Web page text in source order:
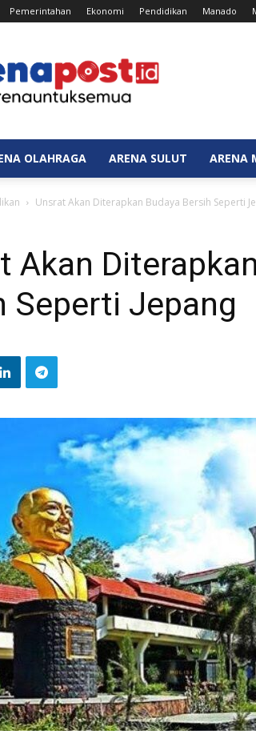
Pemerintahan Ekonomi Pendidikan Manado
OLAHRAGA ARENA SULUT ARENA
Unsrat Akan Diterapkan Budaya Bersih Seperti
Akan
Seperti Jepang